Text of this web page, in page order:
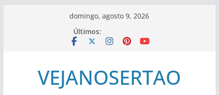
domingo, agosto 9, 2026
Últimos:
VEJANOSERTAO